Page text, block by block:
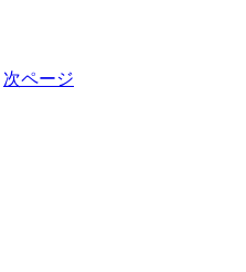
次ページ